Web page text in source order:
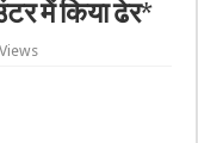
में किया ढेर*